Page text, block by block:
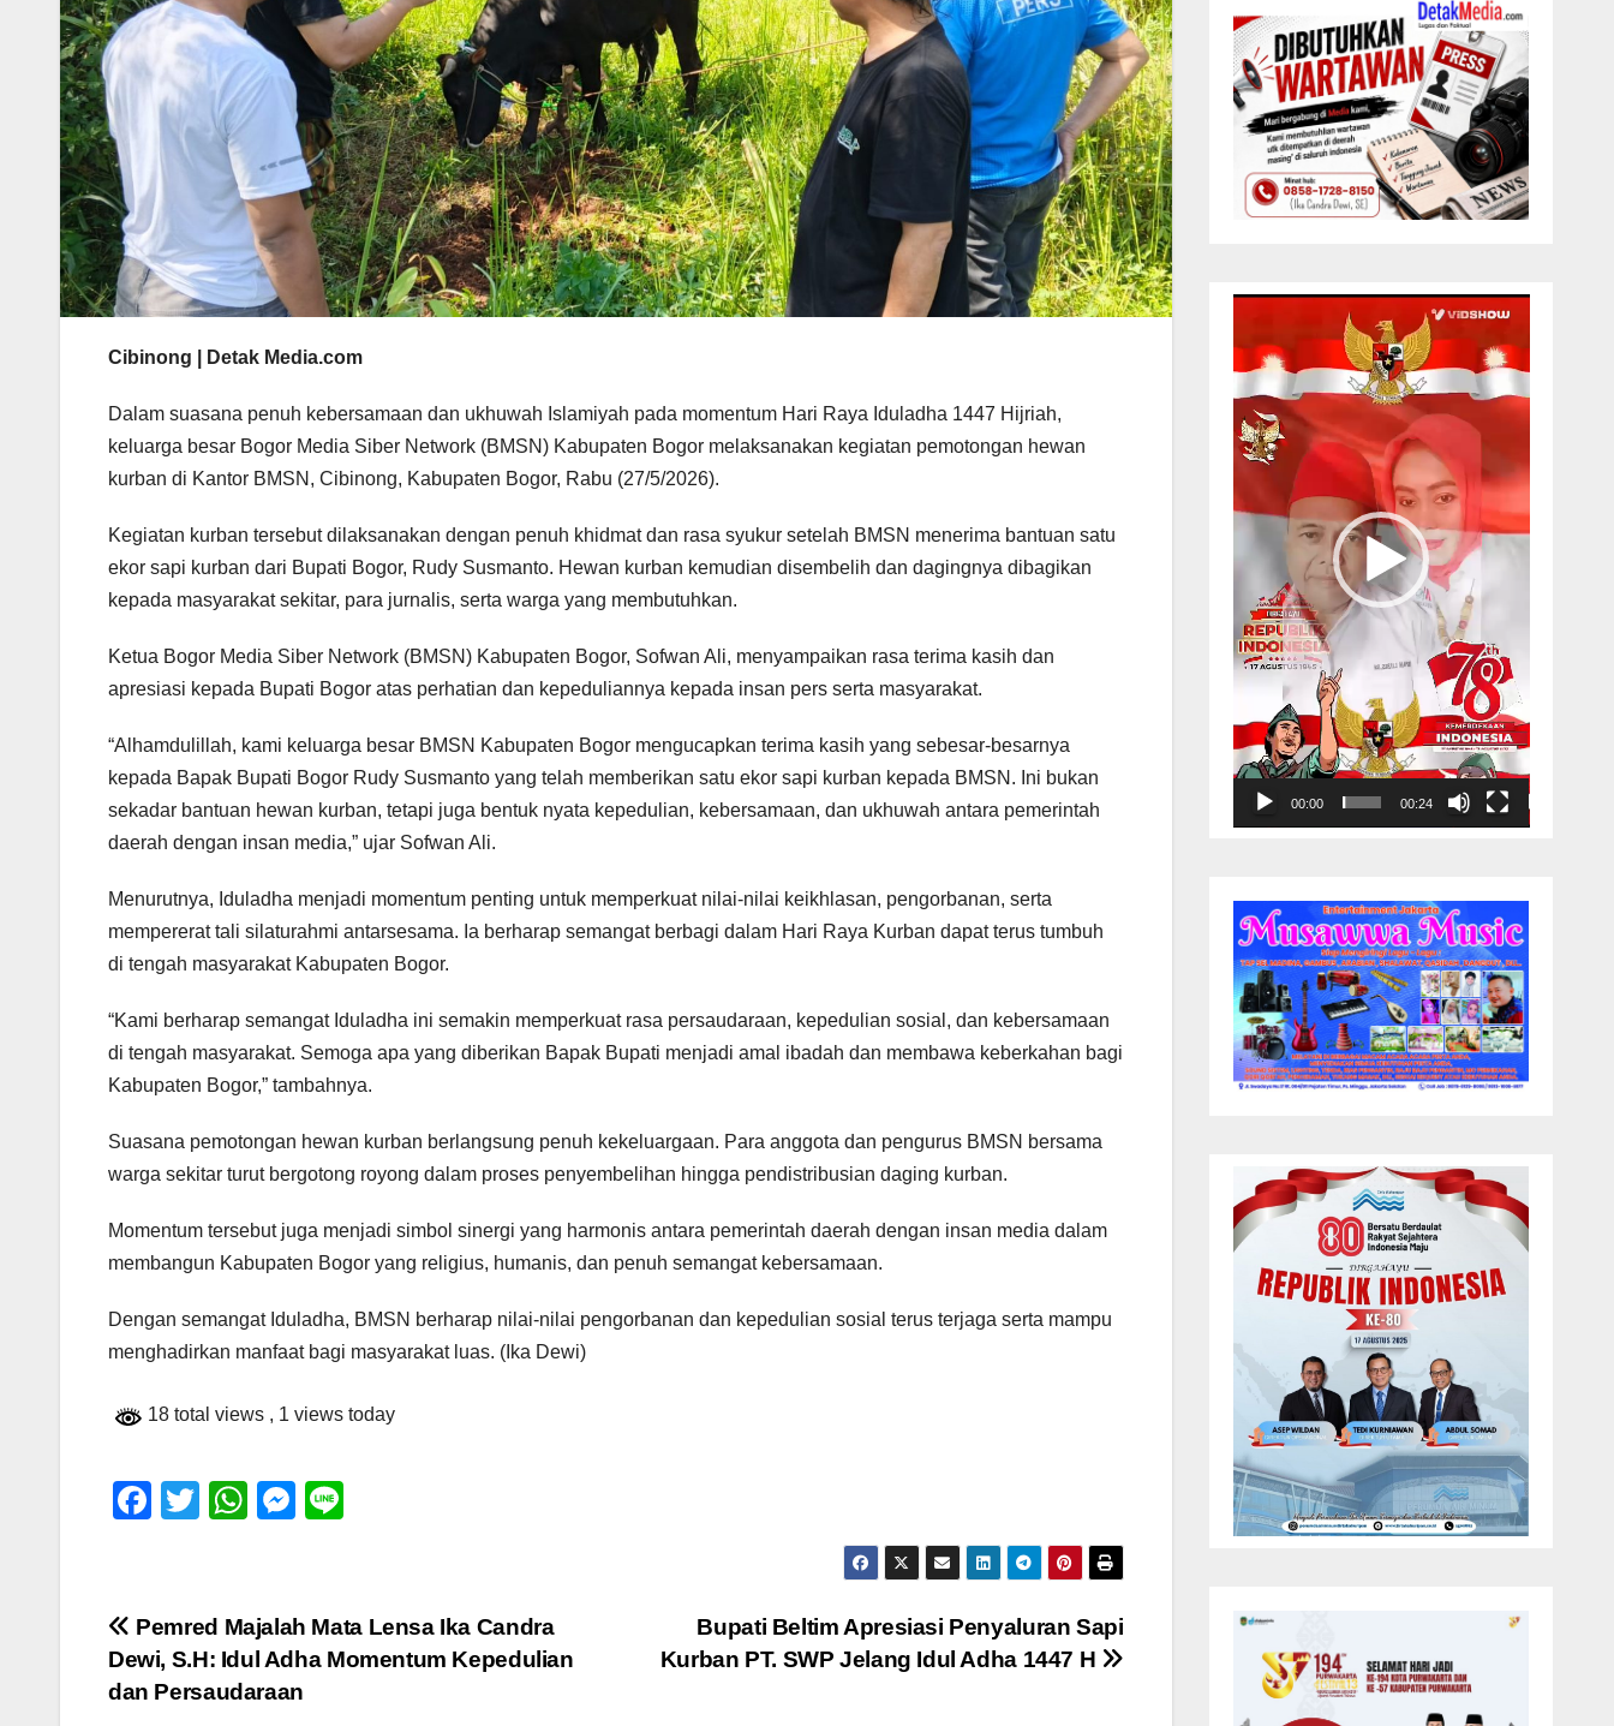
Cibinong | Detak Media.com
Dalam suasana penuh kebersamaan dan ukhuwah Islamiyah pada momentum Hari Raya Iduladha 1447 Hijriah,
keluarga besar Bogor Media Siber Network (BMSN) Kabupaten Bogor melaksanakan kegiatan pemotongan hewan
kurban di Kantor BMSN, Cibinong, Kabupaten Bogor, Rabu (27/5/2026).
Kegiatan kurban tersebut dilaksanakan dengan penuh khidmat dan rasa syukur setelah BMSN menerima bantuan satu
ekor sapi kurban dari Bupati Bogor, Rudy Susmanto. Hewan kurban kemudian disembelih dan dagingnya dibagikan
kepada masyarakat sekitar, para jurnalis, serta warga yang membutuhkan.
Ketua Bogor Media Siber Network (BMSN) Kabupaten Bogor, Sofwan Ali, menyampaikan rasa terima kasih dan
apresiasi kepada Bupati Bogor atas perhatian dan kepeduliannya kepada insan pers serta masyarakat.
“Alhamdulillah, kami keluarga besar BMSN Kabupaten Bogor mengucapkan terima kasih yang sebesar-besarnya
kepada Bapak Bupati Bogor Rudy Susmanto yang telah memberikan satu ekor sapi kurban kepada BMSN. Ini bukan
sekadar bantuan hewan kurban, tetapi juga bentuk nyata kepedulian, kebersamaan, dan ukhuwah antara pemerintah
daerah dengan insan media,” ujar Sofwan Ali.
Menurutnya, Iduladha menjadi momentum penting untuk memperkuat nilai-nilai keikhlasan, pengorbanan, serta
mempererat tali silaturahmi antarsesama. Ia berharap semangat berbagi dalam Hari Raya Kurban dapat terus tumbuh
di tengah masyarakat Kabupaten Bogor.
“Kami berharap semangat Iduladha ini semakin memperkuat rasa persaudaraan, kepedulian sosial, dan kebersamaan
di tengah masyarakat. Semoga apa yang diberikan Bapak Bupati menjadi amal ibadah dan membawa keberkahan bagi
Kabupaten Bogor,” tambahnya.
Suasana pemotongan hewan kurban berlangsung penuh kekeluargaan. Para anggota dan pengurus BMSN bersama
warga sekitar turut bergotong royong dalam proses penyembelihan hingga pendistribusian daging kurban.
Momentum tersebut juga menjadi simbol sinergi yang harmonis antara pemerintah daerah dengan insan media dalam
membangun Kabupaten Bogor yang religius, humanis, dan penuh semangat kebersamaan.
Dengan semangat Iduladha, BMSN berharap nilai-nilai pengorbanan dan kepedulian sosial terus terjaga serta mampu
menghadirkan manfaat bagi masyarakat luas. (Ika Dewi)
18 total views , 1 views today
F
e
b
o
T
er
W
s
A
p
M
e
n
g
Navigasi
pos
Bupati Beltim Apresiasi Penyaluran Sapi
Kurban PT. SWP Jelang Idul Adha 1447 H
Pemred Majalah Mata Lensa Ika Candra
Dewi, S.H: Idul Adha Momentum Kepedulian
dan Persaudaraan
Video
00:00 00:24